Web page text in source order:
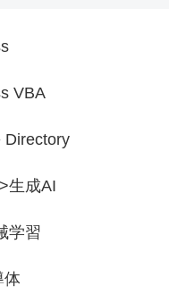
VBA
Directory
生成AI
学習
体